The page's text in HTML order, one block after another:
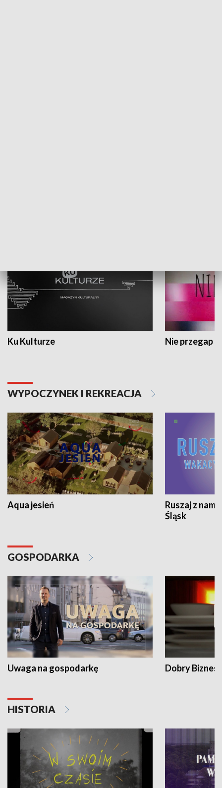
Ku Kulturze Nie przegap
WYPOCZYNEK I REKREACJA
Aqua jesień
Ruszaj z
Śląsk
GOSPODARKA
Uwaga na gospodarkę Dobry Biznes
HISTORIA